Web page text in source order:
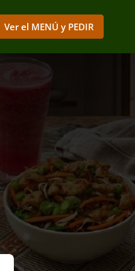
Ver el MENÚ y PEDIR